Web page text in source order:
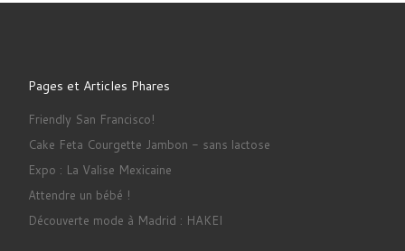
Pages et Articles Phares
Friendly San Francisco!
Cake Feta Courgette Jambon - sans lactose
Expo : La Valise Mexicaine
Attendre un bébé !
Découverte mode à Madrid : HAKEI